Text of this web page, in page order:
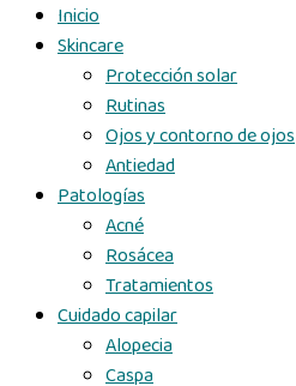
Inicio
Skincare
Protección solar
Rutinas
Ojos y contorno de ojos
Antiedad
Patologías
Acné
Rosácea
Tratamientos
Cuidado capilar
Alopecia
Caspa